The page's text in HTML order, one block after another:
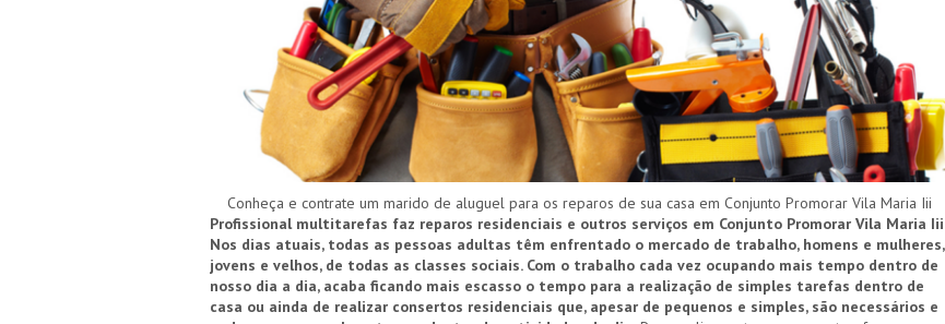
Conheça e contrate um marido de aluguel para os reparos de sua casa em Conjunto Promorar Vila Maria Iii
Profissional multitarefas faz reparos residenciais e outros serviços em Conjunto Promorar Vila Maria Iii
Nos dias atuais, todas as pessoas adultas têm enfrentado o mercado de trabalho, homens e mulheres,
jovens e velhos, de todas as classes sociais. Com o trabalho cada vez ocupando mais tempo dentro de
nosso dia a dia, acaba ficando mais escasso o tempo para a realização de simples tarefas dentro de
casa ou ainda de realizar consertos residenciais que, apesar de pequenos e simples, são necessários e